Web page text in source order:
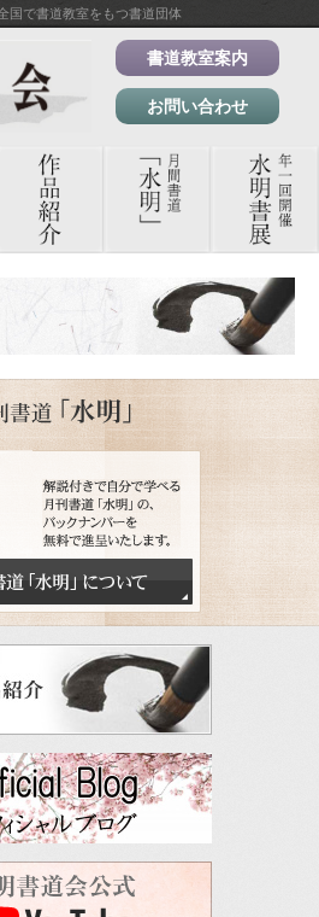
国で書道教室をもつ書道団体
書道教室案内
お問い合わせ